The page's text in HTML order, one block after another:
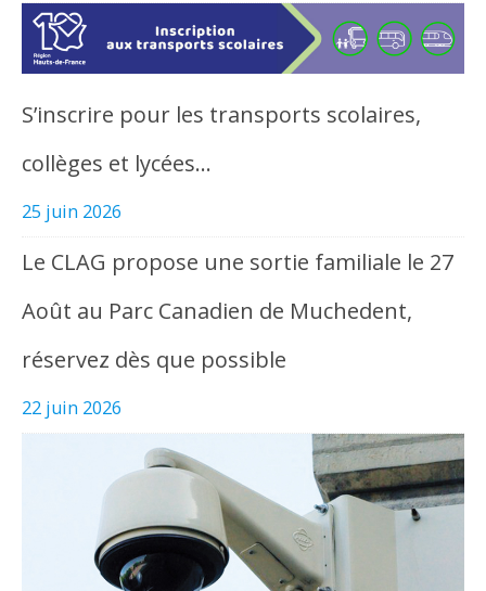
S’inscrire pour les transports scolaires,
collèges et lycées…
25 juin 2026
Le CLAG propose une sortie familiale le 27
Août au Parc Canadien de Muchedent,
réservez dès que possible
22 juin 2026